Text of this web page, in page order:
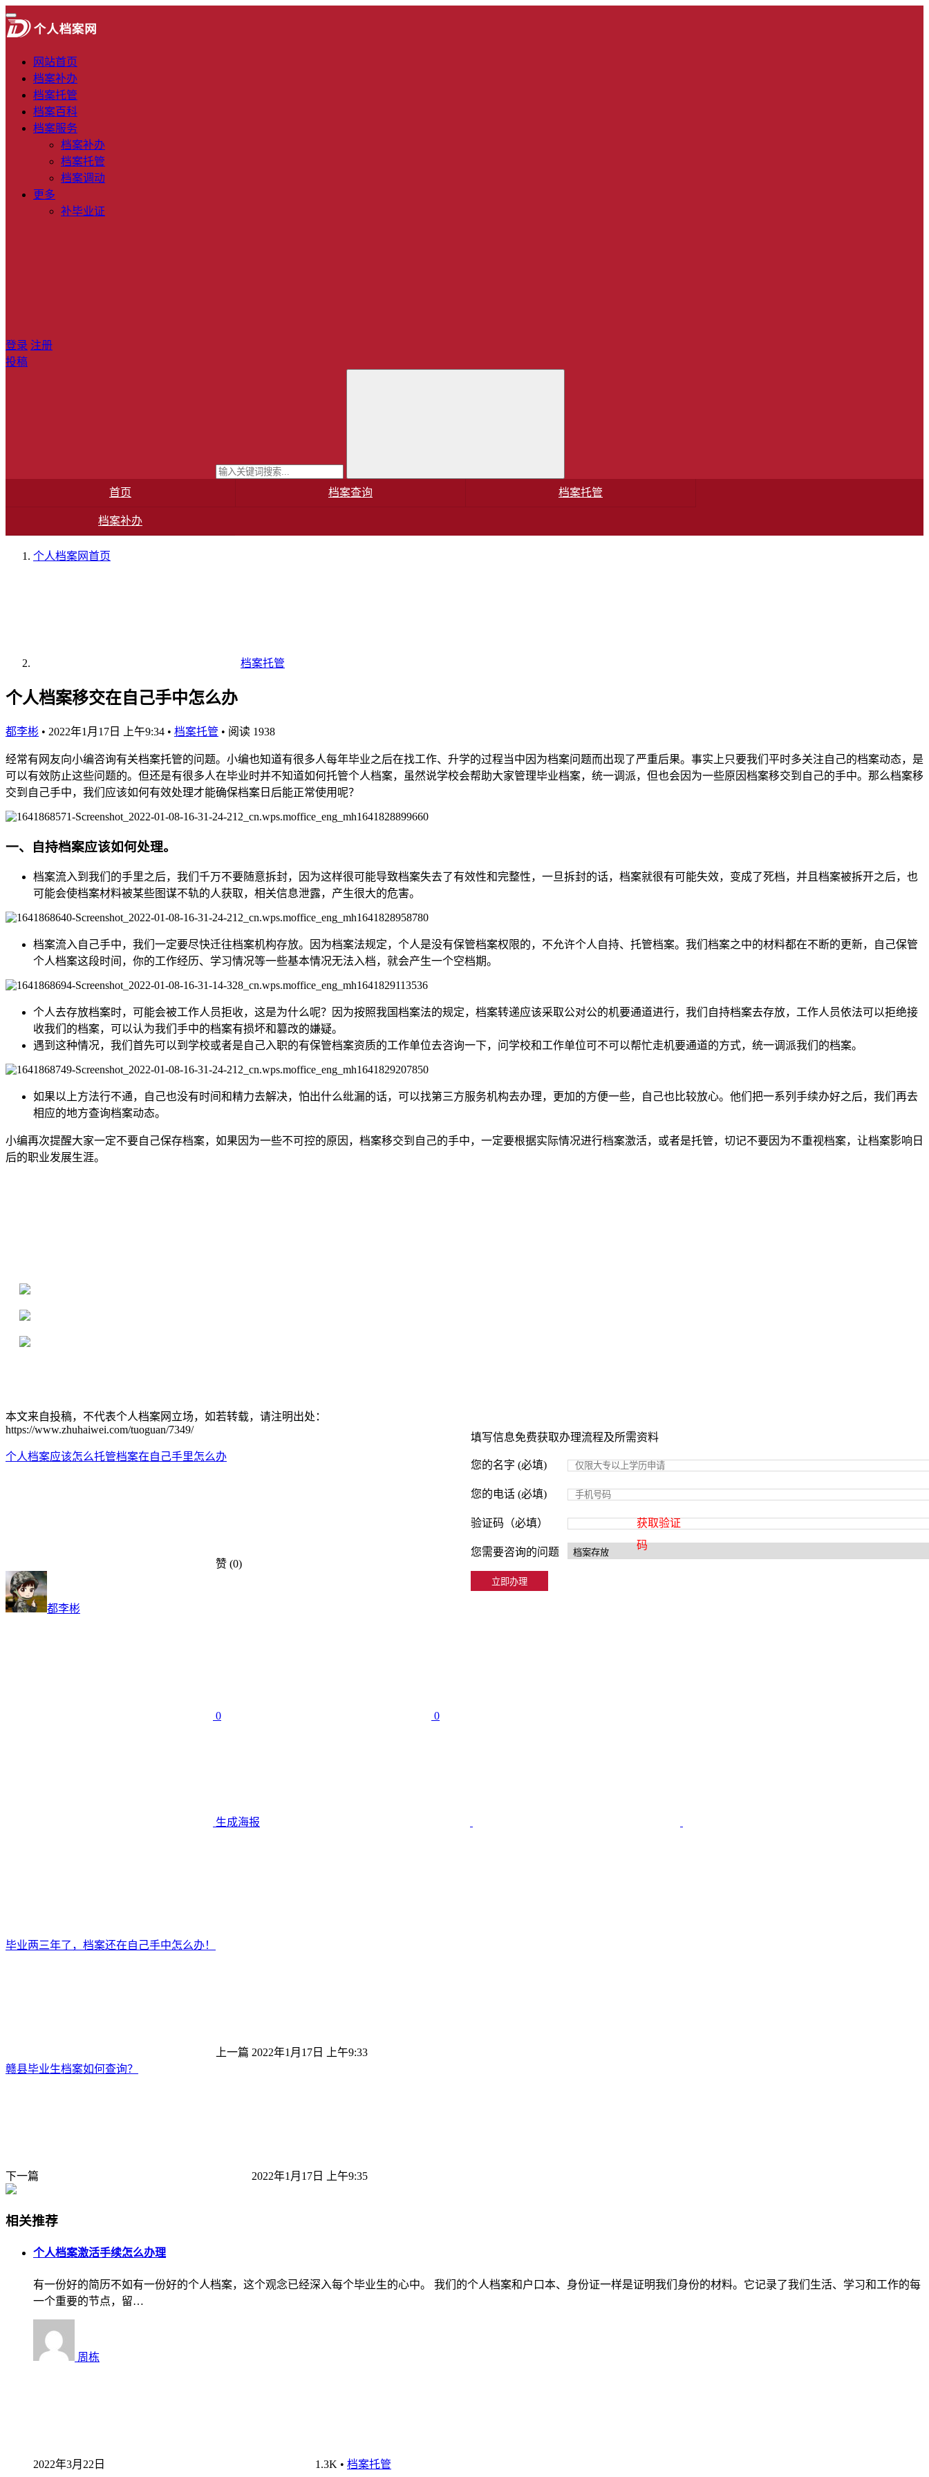
网站首页
档案补办
档案托管
档案百科
档案服务
档案补办
档案托管
档案调动
更多
补毕业证
登录 注册
投稿
首页 档案查询 档案托管
档案补办
个人档案网首页
档案托管
个人档案移交在自己手中怎么办
都李彬 • 2022年1月17日 上午9:34 • 档案托管 • 阅读 1938
经常有网友向小编咨询有关档案托管的问题。小编也知道有很多人每年毕业之后在找工作、升学的过程当中因为档案问题而出现了严重后果。事实上只要我们平时多关注自己的档案动态，是
可以有效防止这些问题的。但还是有很多人在毕业时并不知道如何托管个人档案，虽然说学校会帮助大家管理毕业档案，统一调派，但也会因为一些原因档案移交到自己的手中。那么档案移
交到自己手中，我们应该如何有效处理才能确保档案日后能正常使用呢？
一、自持档案应该如何处理。
档案流入到我们的手里之后，我们千万不要随意拆封，因为这样很可能导致档案失去了有效性和完整性，一旦拆封的话，档案就很有可能失效，变成了死档，并且档案被拆开之后，也
可能会使档案材料被某些图谋不轨的人获取，相关信息泄露，产生很大的危害。
档案流入自己手中，我们一定要尽快迁往档案机构存放。因为档案法规定，个人是没有保管档案权限的，不允许个人自持、托管档案。我们档案之中的材料都在不断的更新，自己保管
个人档案这段时间，你的工作经历、学习情况等一些基本情况无法入档，就会产生一个空档期。
个人去存放档案时，可能会被工作人员拒收，这是为什么呢？因为按照我国档案法的规定，档案转递应该采取公对公的机要通道进行，我们自持档案去存放，工作人员依法可以拒绝接
收我们的档案，可以认为我们手中的档案有损坏和篡改的嫌疑。
遇到这种情况，我们首先可以到学校或者是自己入职的有保管档案资质的工作单位去咨询一下，问学校和工作单位可不可以帮忙走机要通道的方式，统一调派我们的档案。
如果以上方法行不通，自己也没有时间和精力去解决，怕出什么纰漏的话，可以找第三方服务机构去办理，更加的方便一些，自己也比较放心。他们把一系列手续办好之后，我们再去
相应的地方查询档案动态。
小编再次提醒大家一定不要自己保存档案，如果因为一些不可控的原因，档案移交到自己的手中，一定要根据实际情况进行档案激活，或者是托管，切记不要因为不重视档案，让档案影响日
后的职业发展生涯。
填写信息免费获取办理流程及所需资料
您的名字 (必填)
您的电话 (必填)
验证码（必填）
获取验证
码
您需要咨询的问题
本文来自投稿，不代表个人档案网立场，如若转载，请注明出处：
https://www.zhuhaiwei.com/tuoguan/7349/
个人档案应该怎么托管档案在自己手里怎么办
赞 (0)
都李彬
0 0
生成海报
毕业两三年了，档案还在自己手中怎么办！
上一篇 2022年1月17日 上午9:33
赣县毕业生档案如何查询？
下一篇 2022年1月17日 上午9:35
相关推荐
个人档案激活手续怎么办理
有一份好的简历不如有一份好的个人档案，这个观念已经深入每个毕业生的心中。 我们的个人档案和户口本、身份证一样是证明我们身份的材料。它记录了我们生活、学习和工作的每
一个重要的节点，留…
周栋
2022年3月22日 1.3K • 档案托管